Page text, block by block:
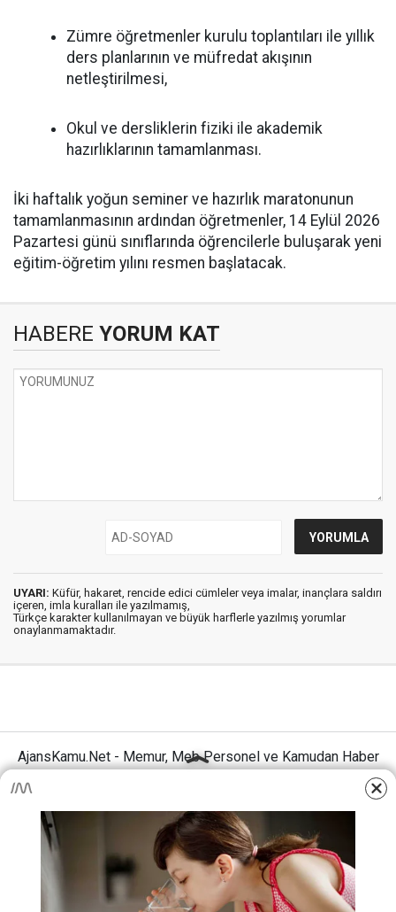
Zümre öğretmenler kurulu toplantıları ile yıllık
ders planlarının ve müfredat akışının
netleştirilmesi,
Okul ve dersliklerin fiziki ile akademik
hazırlıklarının tamamlanması.
İki haftalık yoğun seminer ve hazırlık maratonunun
tamamlanmasının ardından öğretmenler, 14 Eylül 2026
Pazartesi günü sınıflarında öğrencilerle buluşarak yeni
eğitim-öğretim yılını resmen başlatacak.
HABERE YORUM KAT
UYARI: Küfür, hakaret, rencide edici cümleler veya imalar, inançlara saldırı
içeren, imla kuralları ile yazılmamış,
Türkçe karakter kullanılmayan ve büyük harflerle yazılmış yorumlar
onaylanmamaktadır.
AjansKamu.Net - Memur, Meb Personel ve Kamudan Haber
Anasayfa Künye İletişim
Gizlilik İlkeleri
Sitene Ekle
MEB Personel – Öğretmen Haberleri